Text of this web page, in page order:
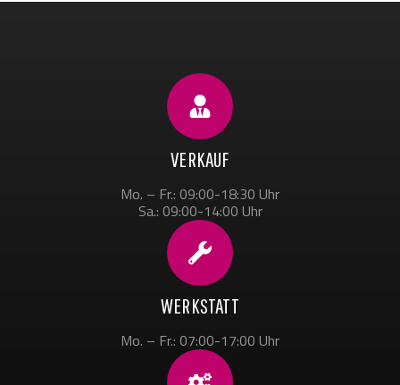
VERKAUF
Mo. – Fr.: 09:00-18:30 Uhr
Sa.: 09:00-14:00 Uhr
WERKSTATT
Mo. – Fr.: 07:00-17:00 Uhr